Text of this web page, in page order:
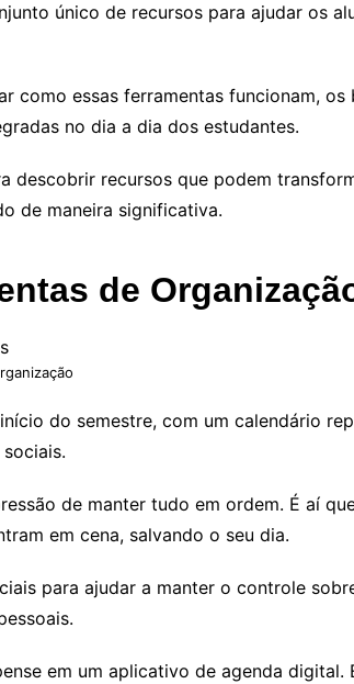
único de recursos para ajudar os
como essas ferramentas funcionam,
no dia a dia dos estudantes.
descobrir recursos que podem
de maneira significativa.
de
do semestre, com um calendário
de manter tudo em ordem. É aí
em cena, salvando o seu dia.
para ajudar a manter o controle
em um aplicativo de agenda digital.